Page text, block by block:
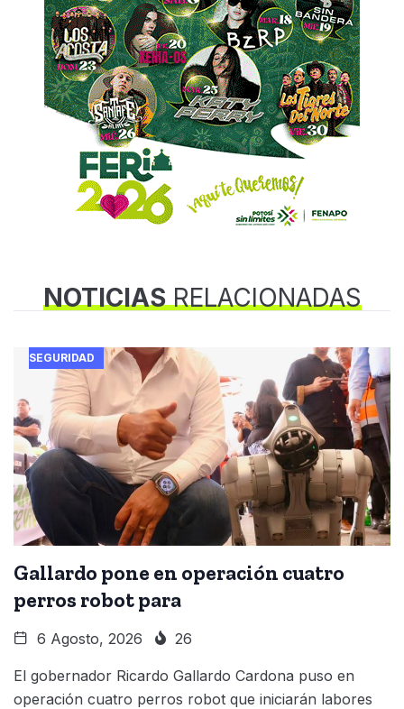
NOTICIASRELACIONADAS
SEGURIDAD
Gallardo pone en operación cuatro
perros robot para
6 Agosto, 2026 26
El gobernador Ricardo Gallardo Cardona puso en
operación cuatro perros robot que iniciarán labores